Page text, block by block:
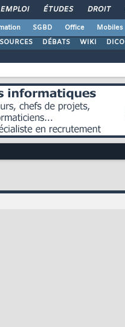
EMPLOI ÉTUDES DROIT
SGBD Office Mobiles
SOURCES DÉBATS WIKI DICO